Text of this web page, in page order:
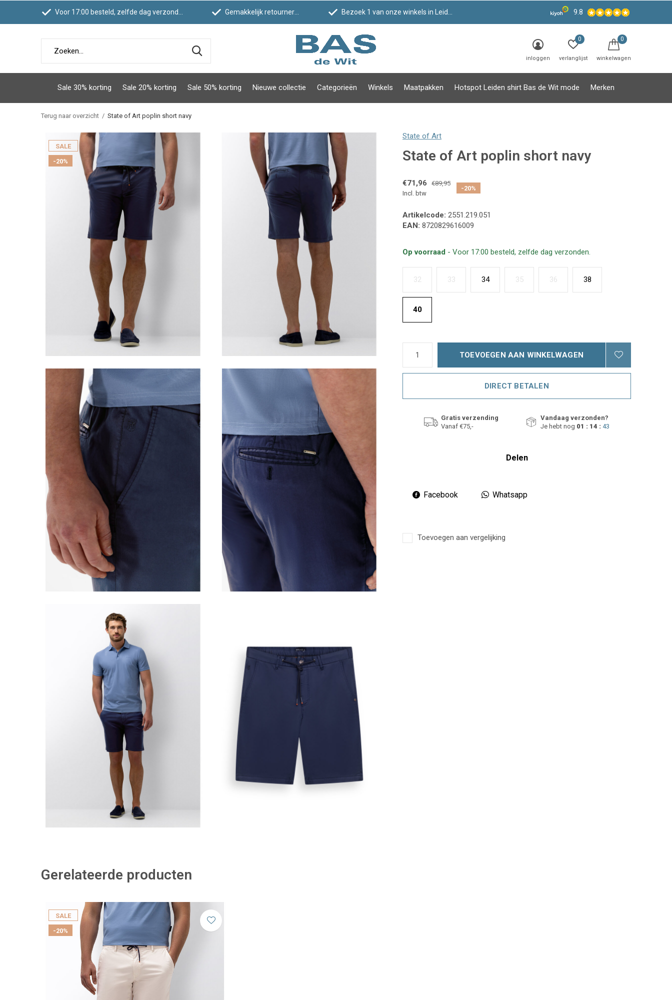
Sale 30% korting Sale 20% korting Sale 50% korting Nieuwe collectie Categorieën Winkels Maatpakken Hotspot Leiden shirt Bas de Wit mode Merken
inloggen verlanglijst
0
winkelwagen
0
Voor 17:00 besteld, zelfde dag verzonden Gemakkelijk retourneren Bezoek 1 van onze winkels in Leiden! 9.8
Terug naar overzicht State of Art poplin short navy
SALE
-20%
State of Art
State of Art poplin short navy
€71,96
€89,95
Incl. btw
-20%
Artikelcode: 2551.219.051
EAN: 8720829616009
Op voorraad - Voor 17:00 besteld, zelfde dag verzonden.
32 33 34 35 36 38
40
TOEVOEGEN AAN WINKELWAGEN
DIRECT BETALEN
Gratis verzending
Vanaf €75,-
Vandaag verzonden?
Je hebt nog 01 : 14 : 42
Delen
Facebook Whatsapp
Toevoegen aan vergelijking
Gerelateerde producten
SALE
-20%